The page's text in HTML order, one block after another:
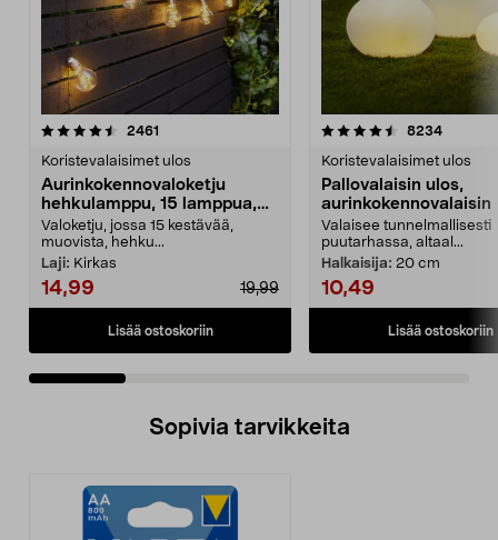
2461
Koristevalaisimet ulos
Aurinkokennovaloketju
hehkulamppu, 15 lamppua,
7,2 m
Valoketju, jossa 15 kestävää,
muovista, hehku...
Laji: Kirkas
14,99 19,99
Lisää ostoskoriin
4.5 viidestä
8234
Koristevalaisimet ulos
Pallovalaisin ulos,
aurinkokennovalaisin
Valaisee tunnelmallisesti
puutarhassa, altaal...
Halkaisija: 20 cm
10,49
Lisää ostoskoriin
4.0 viidestä
Sopivia tarvikkeita